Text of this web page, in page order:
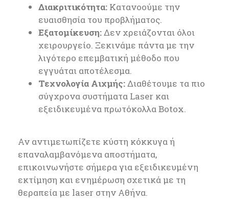
Διακριτικότητα: Κατανοούμε την
ευαισθησία του προβλήματος.
Εξατομίκευση:Δεν χρειάζονται όλοι
χειρουργείο. Ξεκινάμε πάντα με την
λιγότερο επεμβατική μέθοδο που
εγγυάται αποτέλεσμα.
Τεχνολογία Αιχμής:Διαθέτουμε τα πιο
σύγχρονα συστήματα Laser και
εξειδικευμένα πρωτόκολλα Botox.
Αν αντιμετωπίζετε κύστη κόκκυγα ή
επαναλαμβανόμενα αποστήματα,
επικοινωνήστε σήμερα για εξειδικευμένη
εκτίμηση και ενημέρωση σχετικά με τη
θεραπεία με laser στην Αθήνα.